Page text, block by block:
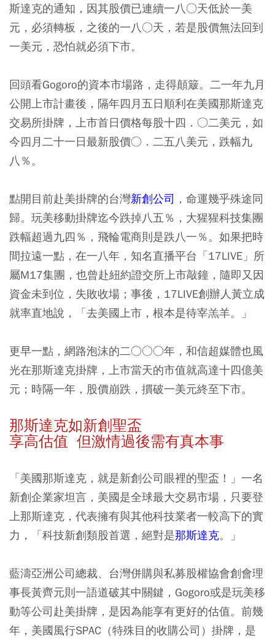
斯達克的通知，因其股價已連續一八○天低於一美
元，必須轉板，之後的一八○天，若是股價無法回到
一美元，恐怕就必須下市。
回頭看Gogoro的資本市場路，走得顛簸。二一年九月
公開上市計畫後，隔年四月五日順利在美國那斯達克
交易所掛牌，上市首日價格每股十四．○二美元，如
今四月二十一日最新股價○．二五八美元，跌幅九
八％。
點開目前赴美掛牌的台灣新創公司 ，命運幾乎殊途同
歸。玩美移動掛牌迄今跌掉八五％，大猩猩科技集團
跌幅超過九四％，飛輪電商則是跌八一％。如果把時
間拉遠一點，在一八年，知名直播平台「17LIVE」所
屬M17集團，也曾赴紐約證交所上市敲鐘，隨即又因
資金未到位，失敗收場；事後，17LIVE創辦人黃立成
就率直地說，「去美國上市，根本是待宰羔羊。」
更早一點，網路泡沫的二○○○年，和信超媒體也風
光在那斯達克掛牌，上市當天的市值就高達十四億美
元；時隔一年，股價崩跌，摜破一美元終至下市。
那斯達克如新創聖盃
享高估值 但激情過後需有真本事
「美國那斯達克，就是新創公司眼裡的聖盃！」一名
新創企業家坦言，美國是全球最大交易市場，只要登
上那斯達克，代表擁有與其他科技業者一較高下的實
力，「科技新創類股首選，絕對是那斯達克。」
藍濤亞洲公司總裁、台灣併購與私募股權協會創會理
事長黃齊元則一語道破其中關鍵，Gogoro或是玩美移
動等公司赴美掛牌，是因為能享有更好的估值。前幾
年，美國風行SPAC（特殊目的收購公司）掛牌，是